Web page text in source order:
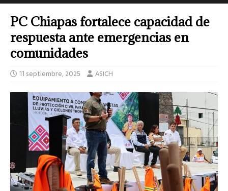
PC Chiapas fortalece capacidad de
respuesta ante emergencias en
comunidades
11 septiembre, 2025 ASICH